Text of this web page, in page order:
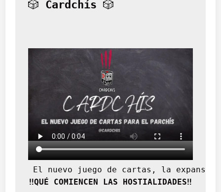
🎲 Cardchís 🎲
El nuevo juego de cartas, la
‼️QUÉ COMIENCEN LAS HOSTIALIDADES‼️